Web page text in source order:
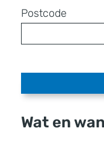
Postcode
Wat en